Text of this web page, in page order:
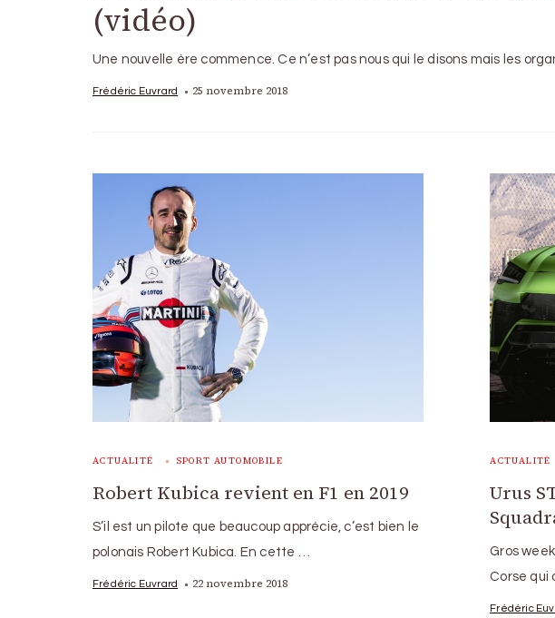
(vidéo)
Une nouvelle ère commence. Ce n’est pas nous qui le disons mais les
Frédéric Euvrard 25 novembre 2018
ACTUALITÉ SPORT AUTOMOBILE
Robert Kubica revient en F1 en 2019
S’il est un pilote que beaucoup apprécie, c’est bien le
polonais Robert Kubica. En cette …
Frédéric Euvrard 22 novembre 2018
ACTUALITÉ
Urus
Gros
Corse qui
Frédéric